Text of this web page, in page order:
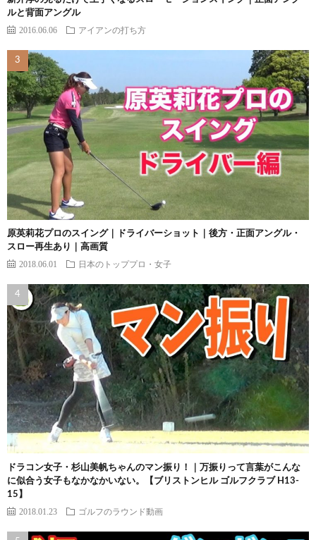
ルと背面アングル
2016.06.06 アイアンの打ち方
原英莉花プロのスイング｜ドライバーショット｜後方・正面アングル・
スロー再生あり｜高画質
2018.06.01 日本のトッププロ・女子
ドラコン女子・杉山美帆ちゃんのマン振り！｜万振りって言葉がこんな
に似合う女子もなかなかいない。【ブリストンヒル ゴルフクラブ H13-
15】
2018.01.23 ゴルフのラウンド動画